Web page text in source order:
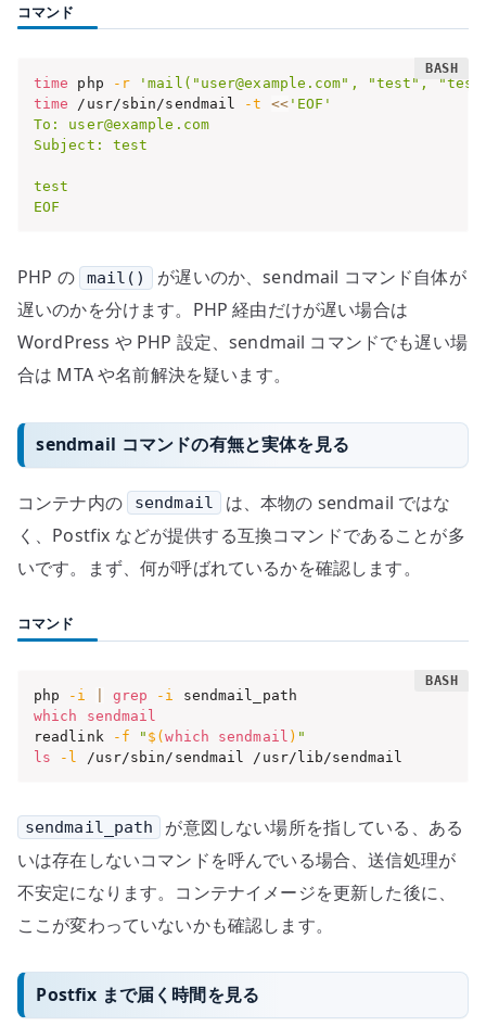
コマンド
time php -r
'mail("user@example.com", "test",
time /usr/sbin/sendmail -t <<'EOF'
To: user@example.com
Subject: test
test
EOF
PHP の mail()
が遅いのか、sendmail コマンド自体が
遅いのかを分けます。PHP 経由だけが遅い場合は
WordPress や PHP 設定、sendmail コマンドでも遅い場
合は MTA や名前解決を疑います。
sendmail コマンドの有無と実体を見る
コンテナ内の sendmail
は、本物の sendmail ではな
く、Postfix などが提供する互換コマンドであることが多
いです。まず、何が呼ばれているかを確認します。
コマンド
php -i grep -i
which
sendmail
readlink
-f " $(which sendmail ) "
ls
-l /usr/sbin/sendmail /usr/lib/sendmail
sendmail_path
が意図しない場所を指している、ある
いは存在しないコマンドを呼んでいる場合、送信処理が
不安定になります。コンテナイメージを更新した後に、
ここが変わっていないかも確認します。
Postfix まで届く時間を見る